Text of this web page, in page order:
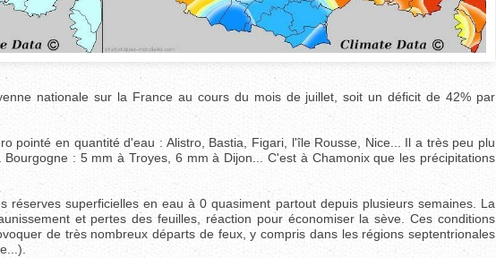
nationale sur la France au cours du mois de juillet, soit un déficit de 42% par
pointé en quantité d'eau : Alistro, Bastia, Figari, l'île Rousse, Nice... Il a très peu plu
: 5 mm à Troyes, 6 mm à Dijon... C'est à Chamonix que les précipitations
réserves superficielles en eau à 0 quasiment partout depuis plusieurs semaines. La
et pertes des feuilles, réaction pour économiser la sève. Ces conditions
de très nombreux départs de feux, y compris dans les régions septentrionales